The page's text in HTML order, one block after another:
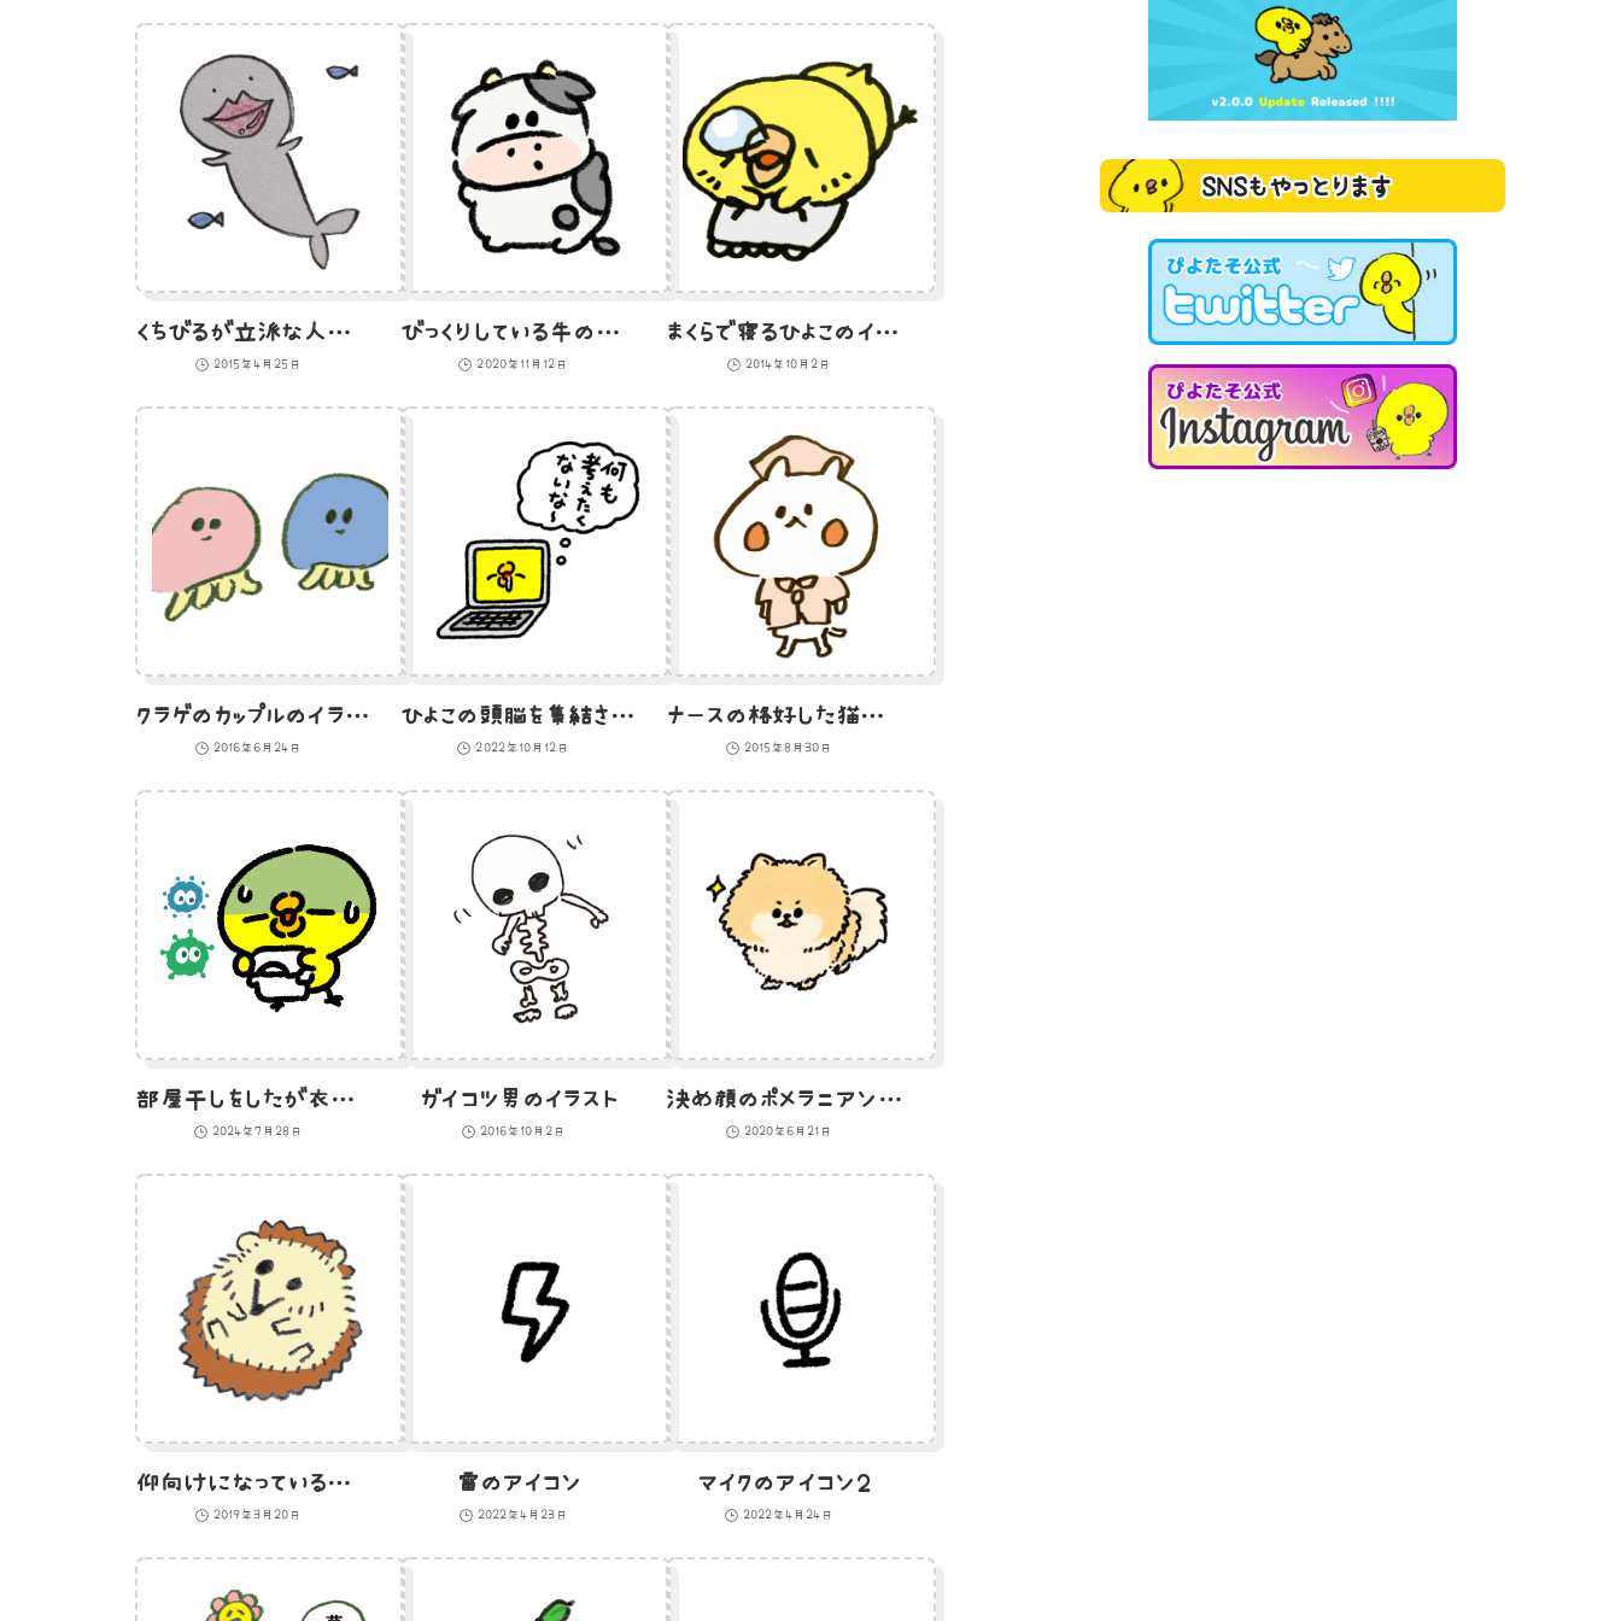
くちびるが立派な人魚のイラスト
2015年4月25日
びっくりしている牛のイラスト
2020年11月12日
まくらで寝るひよこのイラスト
2014年10月2日
クラゲのカップルのイラスト
2016年6月24日
ひよこの頭脳を集結させたAIのイラスト
2022年10月12日
ナースの格好した猫のイラスト
2015年8月30日
部屋干しをしたが衣類が生乾き臭いひよこ
2024年7月28日
ガイコツ男のイラスト
2016年10月2日
決め顔のポメラニアンのイラスト
2020年6月21日
仰向けになっているハリネズミのイラスト
2019年3月20日
雷のアイコン
2022年4月23日
マイクのアイコン２
2022年4月24日
SNSもやっとります